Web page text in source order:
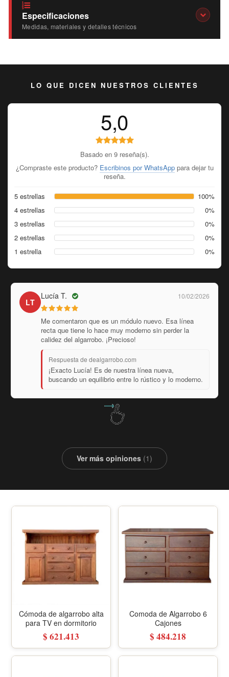
Especificaciones
Medidas, materiales y detalles técnicos
LO QUE DICEN NUESTROS CLIENTES
5,0
Basado en 9 reseña(s).
¿Compraste este producto? Escribinos por WhatsApppara dejar tu
reseña.
5 estrellas
100%
4 estrellas
0%
3 estrellas
0%
2 estrellas
0%
1 estrella
0%
HR
Hernán R. 25/01/2026
Es re pesada, se nota que es madera maciza de verdad.
Para subirla tuve que sacarle los cajones y las puertas
porque pesaba una tonelada.
Respuesta de dealgarrobo.com
¡Jaja, es verdad Hernán! El algarrobo no perdona,
pero esa firmeza te asegura un mueble para toda la
Ver más opiniones(1)
Cómoda de algarrobo alta
para TV en dormitorio
$ 621.413
Comoda de Algarrobo 6
Cajones
$ 484.218